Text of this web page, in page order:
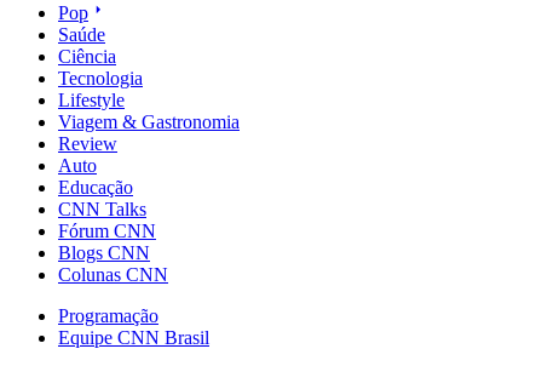
Pop
Saúde
Ciência
Tecnologia
Lifestyle
Viagem & Gastronomia
Review
Auto
Educação
CNN Talks
Fórum CNN
Blogs CNN
Colunas CNN
Programação
Equipe CNN Brasil